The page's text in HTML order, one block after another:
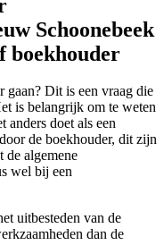
Schoonebeek
boekhouder
gaan? Dit is een vraag die
is belangrijk om te weten
anders doet als een
de boekhouder, dit zijn
de algemene
wel bij een
uitbesteden van de
dan de